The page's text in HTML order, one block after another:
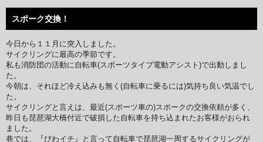
スポーク交換！
今日から１１月に突入しました。
サイクリングに最高の季節です。
私も消防団の活動に自転車(スポーツタイプ電動アシスト)で出動しまし
た。
今朝は、それほど冷え込みも無く(自転車に乗るには)気持ち良い気温でし
た。
サイクリングと言えは、最近(スポーツ車の)スポークの交換依頼が多く、
昨日も琵琶湖大橋付近で破損した自転車を持ち込まれたお客様がおられ
ました。
巷では、『びわイチ』と言って自転車で琵琶湖一周するサイクリングが